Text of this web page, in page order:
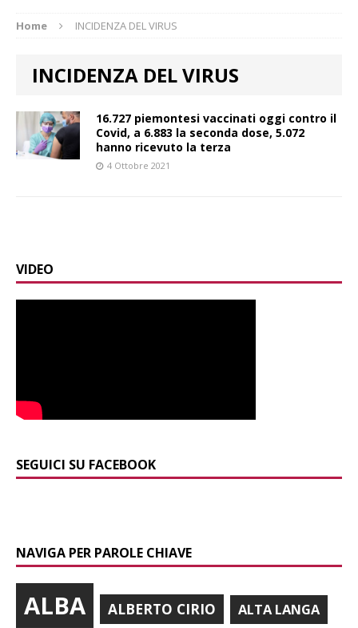
Home INCIDENZA DEL VIRUS
INCIDENZA DEL VIRUS
16.727 piemontesi vaccinati oggi contro il
Covid, a 6.883 la seconda dose, 5.072
hanno ricevuto la terza
4 Ottobre 2021
VIDEO
SEGUICI SU FACEBOOK
NAVIGA PER PAROLE CHIAVE
ALBA ALBERTO CIRIO ALTA LANGA